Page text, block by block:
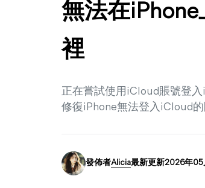
無法在
裡
正在嘗試使用iCloud賬號登
修復iPhone無法登入iCloud的
發佈者Alicia最新更新2026年05